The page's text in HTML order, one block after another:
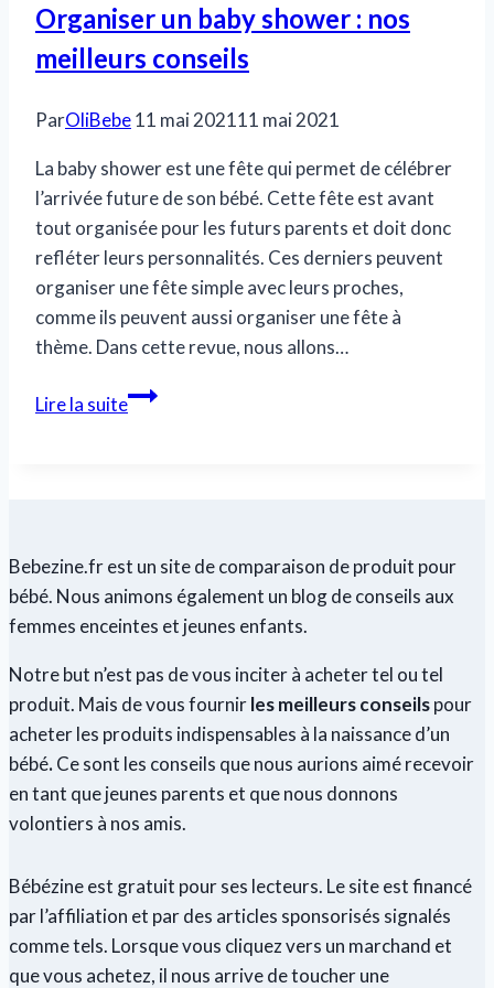
Organiser un baby shower : nos
meilleurs conseils
ParOliBebe11 mai 202111 mai 2021
La baby shower est une fête qui permet de célébrer
l’arrivée future de son bébé. Cette fête est avant
tout organisée pour les futurs parents et doit donc
refléter leurs personnalités. Ces derniers peuvent
organiser une fête simple avec leurs proches,
comme ils peuvent aussi organiser une fête à
thème. Dans cette revue, nous allons…
Lire la suiteOrganiser
meilleurs
conseils
Bebezine.fr est un site de comparaison de produit pour
bébé. Nous animons également un blog de conseils aux
femmes enceintes et jeunes enfants.
Notre but n’est pas de vous inciter à acheter tel ou tel
produit. Mais de vous fournirles meilleurs conseilspour
acheter les produits indispensables à la naissance d’un
bébé.Ce sont les conseils que nous aurions aimé recevoir
en tant que jeunes parents et que nous donnons
volontiers à nos amis.
Bébézine est gratuit pour ses lecteurs. Le site est financé
par l’affiliation et par des articles sponsorisés signalés
comme tels. Lorsque vous cliquez vers un marchand et
que vous achetez, il nous arrive de toucher une